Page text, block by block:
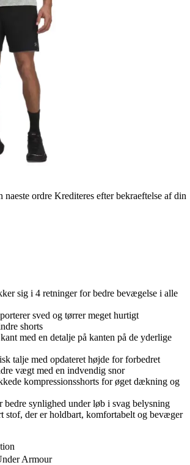
naeste ordre Krediteres efter bekraeftelse af din
sig i 4 retninger for bedre bevægelse i alle
sved og tørrer meget hurtigt
shorts
med en detalje på kanten på de yderlige
talje med opdateret højde for forbedret
vægt med en indvendig snor
kompressionsshorts for øget dækning og
bedre synlighed under løb i svag belysning
stof, der er holdbart, komfortabelt og bevæger
Armour